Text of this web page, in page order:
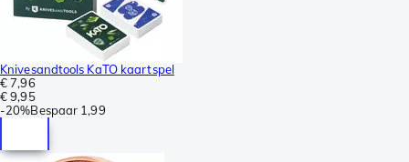
Knivesandtools KaTO kaartspel
€ 7,96
€ 9,95
-20%Bespaar 1,99